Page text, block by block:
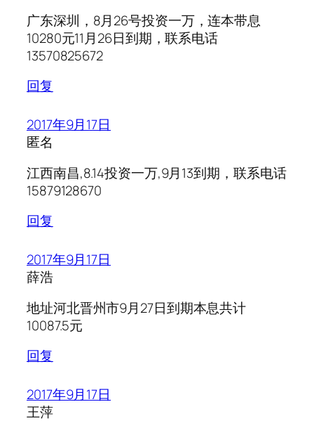
广东深圳，8月26号投资一万，连本带息
10280元11月26日到期，联系电话
13570825672
回复
2017年9月17日
匿名
江西南昌,8.14投资一万,9月13到期，联系电话
15879128670
回复
2017年9月17日
薛浩
地址河北晋州市9月27日到期本息共计
10087.5元
回复
2017年9月17日
王萍